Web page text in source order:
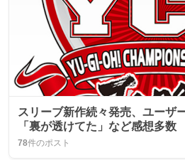
スリーブ新作続々発売、ユーザ
「裏が透けてた」など感想多数
78件のポスト